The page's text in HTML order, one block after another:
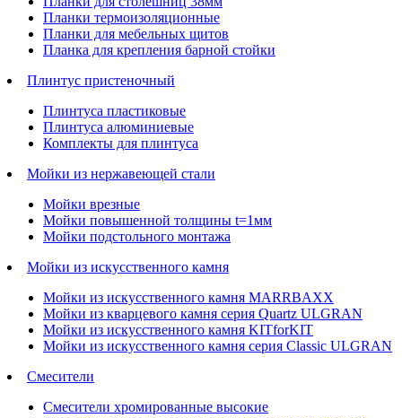
Планки термоизоляционные
Планки для мебельных щитов
Планка для крепления барной стойки
Плинтус пристеночный
Плинтуса пластиковые
Плинтуса алюминиевые
Комплекты для плинтуса
Мойки из нержавеющей стали
Мойки врезные
Мойки повышенной толщины t=1мм
Мойки подстольного монтажа
Мойки из искусственного камня
Мойки из искусственного камня MARRBAXX
Мойки из кварцевого камня серия Quartz ULGRAN
Мойки из искусственного камня KITforKIT
Мойки из искусственного камня серия Classic ULGRAN
Смесители
Смесители хромированные высокие